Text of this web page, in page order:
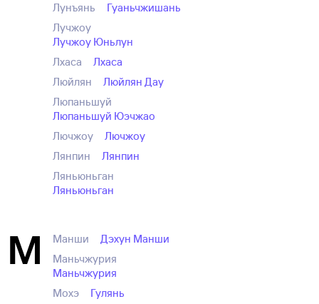
Лунъянь
Гуаньчжишань
Лучжоу
Лучжоу Юньлун
Лхаса
Лхаса
Люйлян
Люйлян Дау
Люпаньшуй
Люпаньшуй Юэчжао
Лючжоу
Лючжоу
Лянпин
Лянпин
Ляньюньган
Ляньюньган
М Манши
Дэхун Манши
Маньчжурия
Маньчжурия
Мохэ
Гулянь